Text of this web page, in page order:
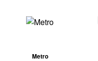
Metro